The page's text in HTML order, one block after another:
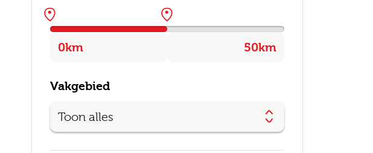
Vakgebied
Toon alles
E-mail